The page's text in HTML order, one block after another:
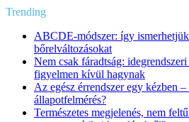
Trending
ABCDE‑módszer: így
bőrelváltozásokat
Nem csak fáradtság:
figyelmen kívül hagynak
Az egész érrendszer egy kézben
állapotfelmérés?
Természetes megjelenés, nem